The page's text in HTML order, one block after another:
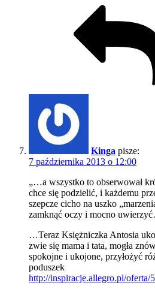
Kinga pisze:
7 października 2013 o 12:00
„…a wszystko to obserwował
chce się podzielić, i każdemu
szepcze cicho na uszko
zamknąć oczy i mocno
…Teraz Księżniczka Antosia
zwie się mama i tata, mogła
spokojne i ukojone, przyłożyć
poduszek
http://inspiracje.allegro.pl/oferta/